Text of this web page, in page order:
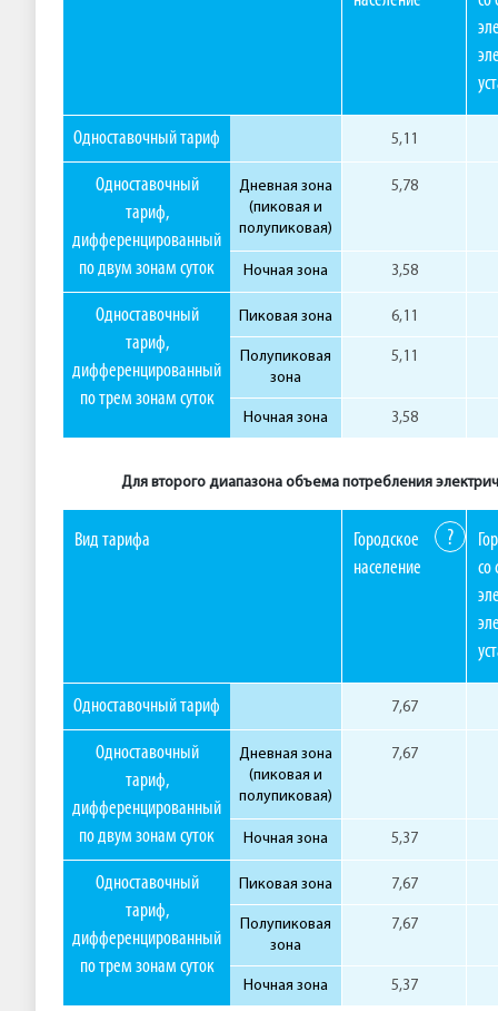
Одноставочный тариф 5,11
Одноставочный
тариф,
дифференцированный
по двум зонам суток
Дневная зона
(пиковая и
полупиковая)
5,78
Ночная зона 3,58
Одноставочный
тариф,
дифференцированный
по трем зонам суток
Пиковая зона 6,11
Полупиковая
зона
5,11
Ночная зона 3,58
Для второго диапазона объема потребления
Вид тарифа ?
Городское
население
со
Одноставочный тариф 7,67
Одноставочный
тариф,
дифференцированный
по двум зонам суток
Дневная зона
(пиковая и
полупиковая)
7,67
Ночная зона 5,37
Одноставочный
тариф,
дифференцированный
по трем зонам суток
Пиковая зона 7,67
Полупиковая
зона
7,67
Ночная зона 5,37